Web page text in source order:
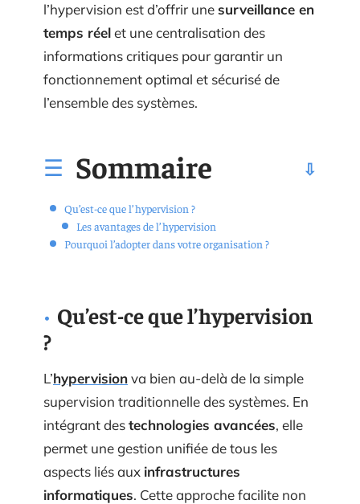
l’hypervision est d’offrir unesurveillance en
temps réelet une centralisation des
informations critiques pour garantir un
fonctionnement optimal et sécurisé de
l’ensemble des systèmes.
Sommaire
Qu’est-ce que l’hypervision ?
Les avantages de l’hypervision
Pourquoi l’adopter dans votre organisation ?
Qu’est-ce que l’hypervision
?
L’hypervisionva bien au-delà de la simple
supervision traditionnelle des systèmes. En
intégrant destechnologies avancées, elle
permet une gestion unifiée de tous les
aspects liés aux infrastructures
informatiques. Cette approche facilite non